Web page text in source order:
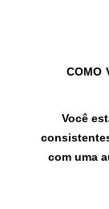
COMO
Você
com uma